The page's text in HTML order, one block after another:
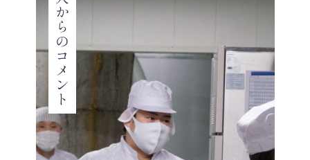
蔵人からのコメント